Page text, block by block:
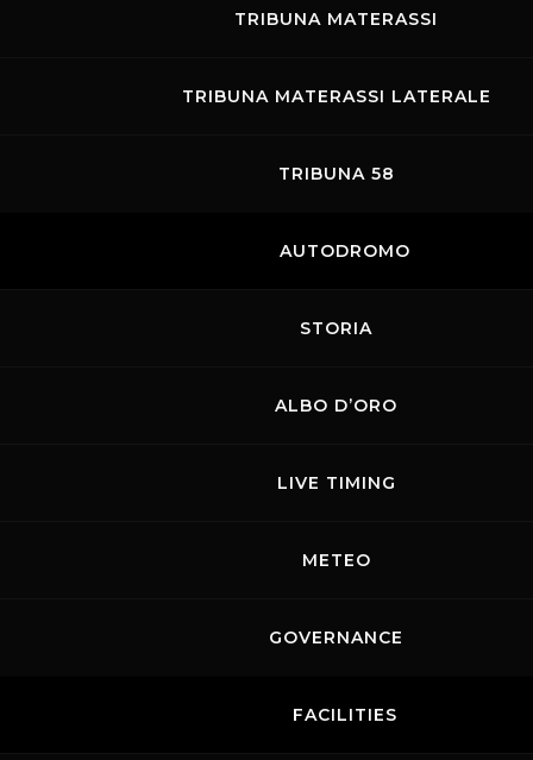
TRIBUNA MATERASSI
TRIBUNA MATERASSI LATERALE
TRIBUNA 58
AUTODROMO
STORIA
ALBO D’ORO
LIVE TIMING
METEO
GOVERNANCE
FACILITIES